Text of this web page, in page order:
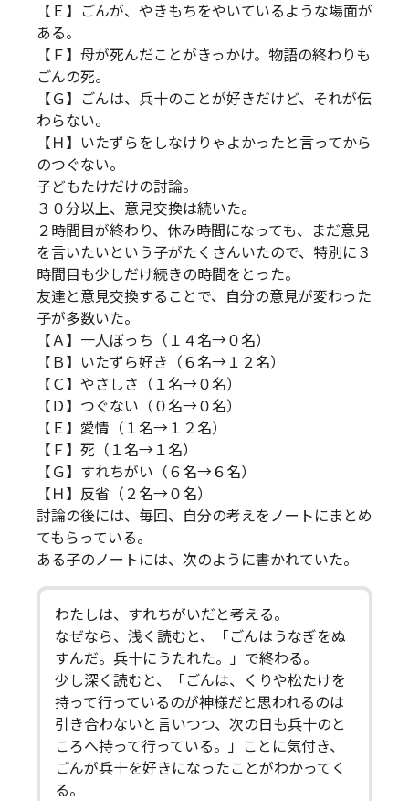
【Ｅ】ごんが、やきもちをやいているような場面が
ある。
【Ｆ】母が死んだことがきっかけ。物語の終わりも
ごんの死。
【Ｇ】ごんは、兵十のことが好きだけど、それが伝
わらない。
【Ｈ】いたずらをしなけりゃよかったと言ってから
のつぐない。
子どもたけだけの討論。
３０分以上、意見交換は続いた。
２時間目が終わり、休み時間になっても、まだ意見
を言いたいという子がたくさんいたので、特別に３
時間目も少しだけ続きの時間をとった。
友達と意見交換することで、自分の意見が変わった
子が多数いた。
【Ａ】一人ぼっち（１４名→０名）
【Ｂ】いたずら好き（６名→１２名）
【Ｃ】やさしさ（１名→０名）
【Ｄ】つぐない（０名→０名）
【Ｅ】愛情（１名→１２名）
【Ｆ】死（１名→１名）
【Ｇ】すれちがい（６名→６名）
【Ｈ】反省（２名→０名）
討論の後には、毎回、自分の考えをノートにまとめ
てもらっている。
ある子のノートには、次のように書かれていた。
わたしは、すれちがいだと考える。
なぜなら、浅く読むと、「ごんはうなぎをぬ
すんだ。兵十にうたれた。」で終わる。
少し深く読むと、「ごんは、くりや松たけを
持って行っているのが神様だと思われるのは
引き合わないと言いつつ、次の日も兵十のと
ころへ持って行っている。」ことに気付き、
ごんが兵十を好きになったことがわかってく
る。